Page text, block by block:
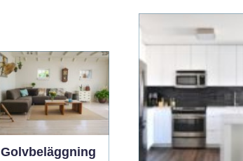
Golvbeläggning
och när taket sviktar
påverkas både
energikostnader och
husets långsiktiga
Många väntar f...